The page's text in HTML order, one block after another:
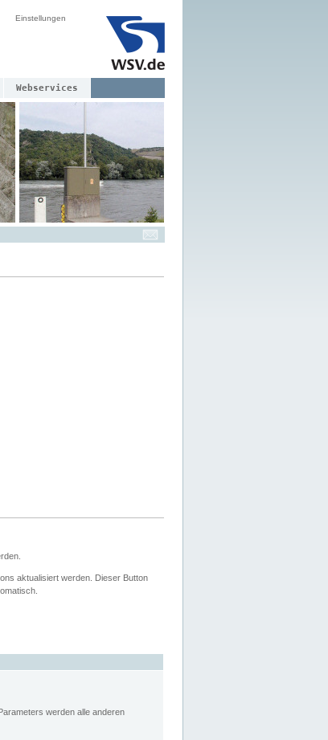
Einstellungen
Webservices
aktualisiert werden. Dieser Button
werden alle anderen